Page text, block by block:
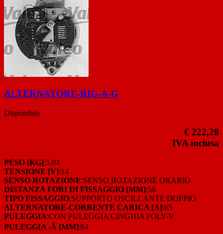
ALTERNATORE-RIG-A-G
Disponibile
€ 222,28
IVA inclusa
PESO [KG]:5,04
TENSIONE [V]:14
SENSO ROTAZIONE:SENSO ROTAZIONE ORARIO
DISTANZA FORI DI FISSAGGIO [MM]:56
TIPO FISSAGGIO:SUPPORTO OSCILLANTE DOPPIO
ALTERNATORE-CORRENTE CARICA [A]:65
PULEGGIA:CON PULEGGIA CINGHIA POLY-V
PULEGGIA -Ã [MM]:64